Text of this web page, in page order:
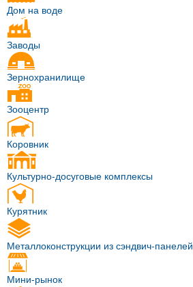
Дом на воде
Заводы
Зернохранилище
Зооцентр
Коровник
Культурно-досуговые комплексы
Курятник
Металлоконструкции из сэндвич-панелей
Мини-рынок